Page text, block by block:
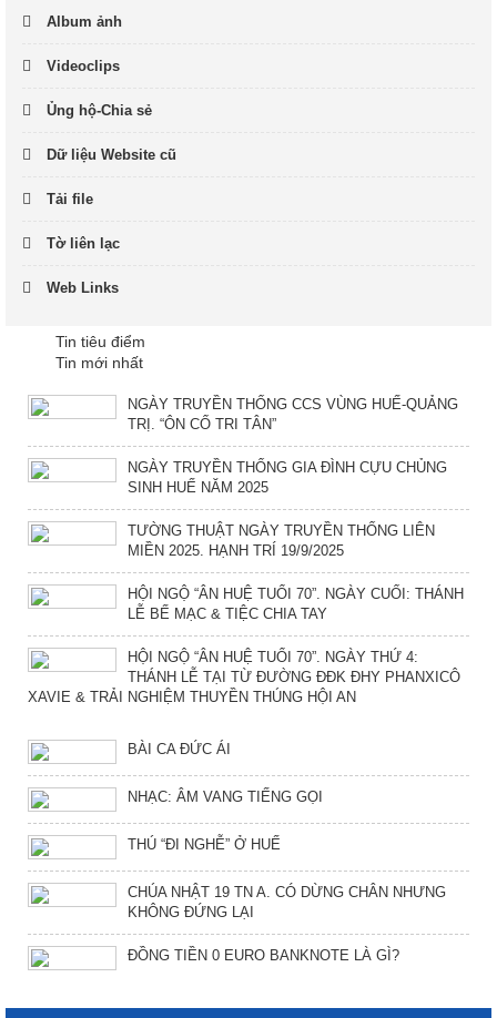
Album ảnh
Videoclips
Ủng hộ-Chia sẻ
Dữ liệu Website cũ
Tải file
Tờ liên lạc
Web Links
Tin tiêu điểm
Tin mới nhất
NGÀY TRUYỀN THỐNG CCS VÙNG HUẾ-QUẢNG
TRỊ. “ÔN CỐ TRI TÂN”
NGÀY TRUYỀN THỐNG GIA ĐÌNH CỰU CHỦNG
SINH HUẾ NĂM 2025
TƯỜNG THUẬT NGÀY TRUYỀN THỐNG LIÊN
MIỀN 2025. HẠNH TRÍ 19/9/2025
HỘI NGỘ “ÂN HUỆ TUỔI 70”. NGÀY CUỐI: THÁNH
LỄ BẾ MẠC & TIỆC CHIA TAY
HỘI NGỘ “ÂN HUỆ TUỔI 70”. NGÀY THỨ 4:
THÁNH LỄ TẠI TỪ ĐƯỜNG ĐĐK ĐHY PHANXICÔ
XAVIE & TRẢI NGHIỆM THUYỀN THÚNG HỘI AN
BÀI CA ĐỨC ÁI
NHẠC: ÂM VANG TIẾNG GỌI
THÚ “ĐI NGHỄ” Ở HUẾ
CHÚA NHẬT 19 TN A. CÓ DỪNG CHÂN NHƯNG
KHÔNG ĐỨNG LẠI
ĐỒNG TIỀN 0 EURO BANKNOTE LÀ GÌ?